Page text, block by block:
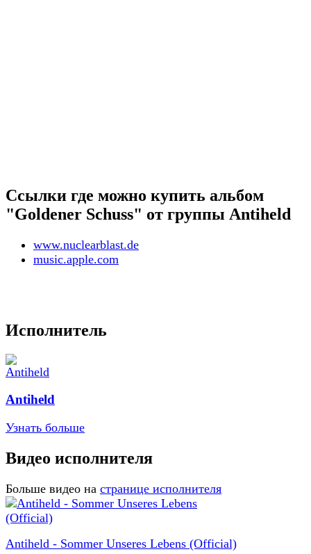
Ссылки где можно купить альбом
"Goldener Schuss" от группы Antiheld
www.nuclearblast.de
music.apple.com
Исполнитель
Antiheld
Узнать больше
Видео исполнителя
Больше видео на странице исполнителя
Antiheld - Sommer Unseres Lebens (Official)